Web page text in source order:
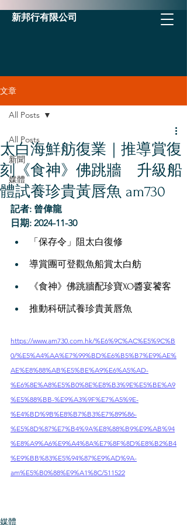
新邦行有限公司
文章
All Posts
新聞
媒體
All Posts
太白海鮮舫復業｜推導賞復
刻《食神》佛跳牆 升級船
體試養珍貴黃唇魚 am730
記者: 曾偉龍
日期: 2024-11-30
「保存令」阻太白復修
導賞團可登觀魚船賞太白舫
《食神》佛跳牆配珍寶XO醬宴饕客
推動科研試養珍貴黃唇魚
https://www.am730.com.hk/%E6%9C%AC%E5%9C%B
0/%E5%A4%AA%E7%99%BD%E6%B5%B7%E9%AE%
AE%E8%88%AB%E5%BE%A9%E6%A5%AD-
%E6%8E%A8%E5%B0%8E%E8%B3%9E%E5%BE%A9
%E5%88%BB-%E9%A3%9F%E7%A5%9E-
%E4%BD%9B%E8%B7%B3%E7%89%86-
%E5%8D%87%E7%B4%9A%E8%88%B9%E9%AB%94
%E8%A9%A6%E9%A4%8A%E7%8F%8D%E8%B2%B4
%E9%BB%83%E5%94%87%E9%AD%9A-
am%E5%B0%88%E9%A1%8C/511522
媒體